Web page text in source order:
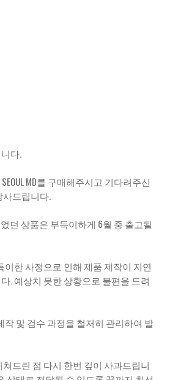
다.
in SEOUL MD를 구매해주시고 기다려주신
드립니다.
던 상품은 부득이하게 6월 중 출고될
이한 사정으로 인해 제품 제작이 지연
. 예상치 못한 상황으로 불편을 드려
작 및 검수 과정을 철저히 관리하여 발
드린 점 다시 한번 깊이 사과드립니